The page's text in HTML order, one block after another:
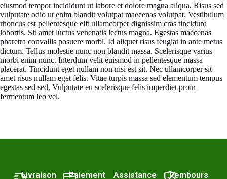
eiusmod tempor incididunt ut labore et dolore magna aliqua. Risus sed
vulputate odio ut enim blandit volutpat maecenas volutpat. Vestibulum
rhoncus est pellentesque elit ullamcorper dignissim cras tincidunt
lobortis. Sit amet luctus venenatis lectus magna. Egestas maecenas
pharetra convallis posuere morbi. Id aliquet risus feugiat in ante metus
dictum. Tellus molestie nunc non blandit massa. Scelerisque varius
morbi enim nunc. Interdum velit euismod in pellentesque massa
placerat. Tincidunt eget nullam non nisi est sit. Nec ullamcorper sit
amet risus nullam eget felis. Vitae turpis massa sed elementum tempus
egestas sed sed. Vulputate eu scelerisque felis imperdiet proin
fermentum leo vel.
Livraison
Paiement
Assistance
Rembours